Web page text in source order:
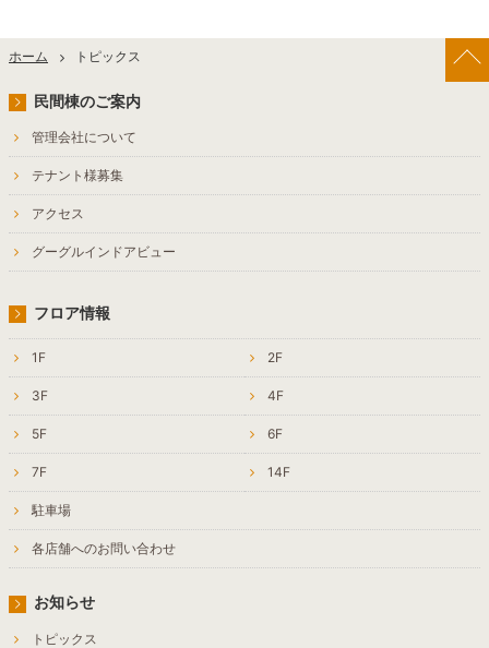
ホーム トピックス
民間棟のご案内
管理会社について
テナント様募集
アクセス
グーグルインドアビュー
フロア情報
1F 2F
3F 4F
5F 6F
7F 14F
駐車場
各店舗へのお問い合わせ
お知らせ
トピックス